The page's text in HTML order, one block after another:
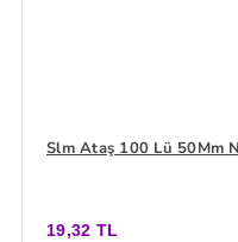
Slm Ataş 100 Lü 50Mm
19,32 TL